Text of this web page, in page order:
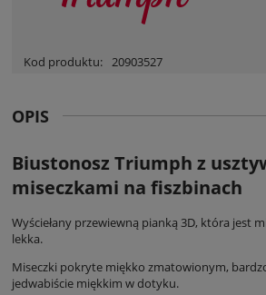
Kod produktu: 20903527
OPIS
Biustonosz Triumph z
miseczkami na fiszbinach
Wyściełany przewiewną pianką 3D, która jest
lekka.
Miseczki pokryte miękko zmatowionym,
jedwabiście miękkim w dotyku.